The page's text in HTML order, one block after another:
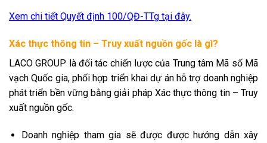
Xem chi tiết Quyết định 100/QĐ-TTg tại đây.
Xác thực thông tin – Truy xuất nguồn gốc là gì?
LACO GROUP là đối tác chiến lược của Trung tâm Mã số Mã
vạch Quốc gia, phối hợp triển khai dự án hỗ trợ doanh nghiệp
phát triển bền vững bằng giải pháp Xác thực thông tin – Truy
xuất nguồn gốc.
Doanh nghiệp tham gia sẽ được được hướng dẫn xây